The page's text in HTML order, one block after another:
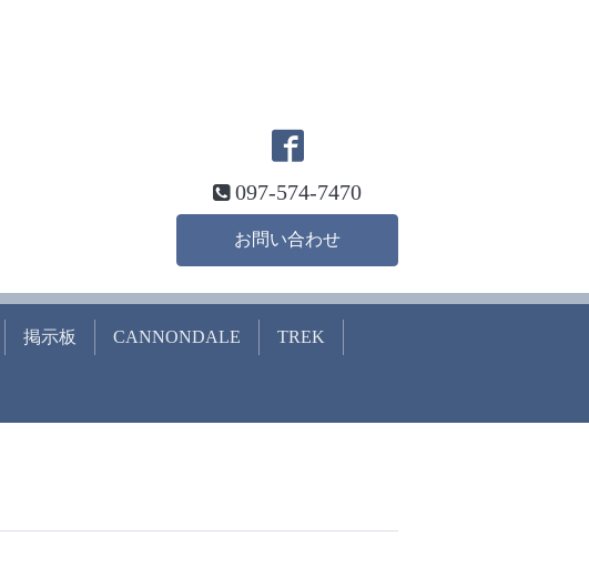
097-574-7470
お問い合わせ
掲示板 CANNONDALE TREK